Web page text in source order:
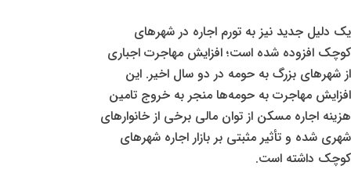
یک دلیل جدید نیز به تورم اجاره در شهرهای
کوچک افزوده شده است؛ افزایش مهاجرت اجباری
از شهرهای بزرگ به حومه در دو سال اخیر. این
افزایش مهاجرت به حومه‌ها منجر به خروج تامین
هزینه اجاره مسکن از توان مالی برخی از خانوارهای
شهری شده و تأثیر مثبتی بر بازار اجاره شهرهای
کوچک داشته است.